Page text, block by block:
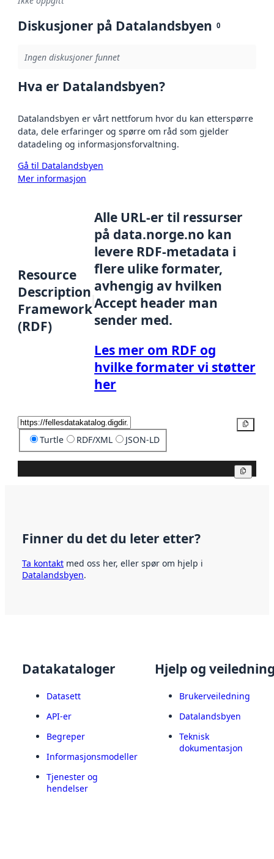
Diskusjoner på Datalandsbyen 0
Ingen diskusjoner funnet
Hva er Datalandsbyen?
Datalandsbyen er vårt nettforum hvor du kan etterspørre
data, dele erfaringer og spørre om råd som gjelder
datadeling og informasjonsforvaltning.
Gå til Datalandsbyen
Mer informasjon
Resource
Description
Framework
(RDF)
Alle URL-er til ressurser
på data.norge.no kan
levere RDF-metadata i
flere ulike formater,
avhengig av hvilken
Accept header man
sender med.
Les mer om RDF og
hvilke formater vi støtter
her
Turtle RDF/XML JSON-LD
Finner du det du leter etter?
Ta kontakt med oss her, eller spør om hjelp i
Datalandsbyen.
Datakataloger
Datasett
API-er
Begreper
Informasjonsmodeller
Tjenester og
hendelser
Hjelp og
Brukerveiledning
Datalandsbyen
Teknisk
dokumentasjon